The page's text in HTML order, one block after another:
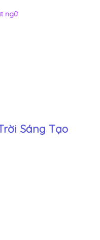
ngữ
Sáng Tạo